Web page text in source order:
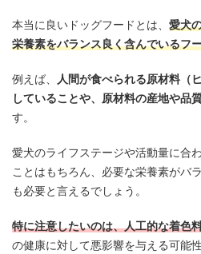
本当に良いドッグフードとは、 愛犬
栄養素をバランス良く含んでいるフ
例えば、
人間が食べられる原材料（
していることや、原材料の産地や品
す。
愛犬のライフステージや活動量に合
ことはもちろん、必要な栄養素がバ
も必要と言えるでしょう。
特に注意したいのは、人工的な着色
の健康に対して悪影響を与える可能